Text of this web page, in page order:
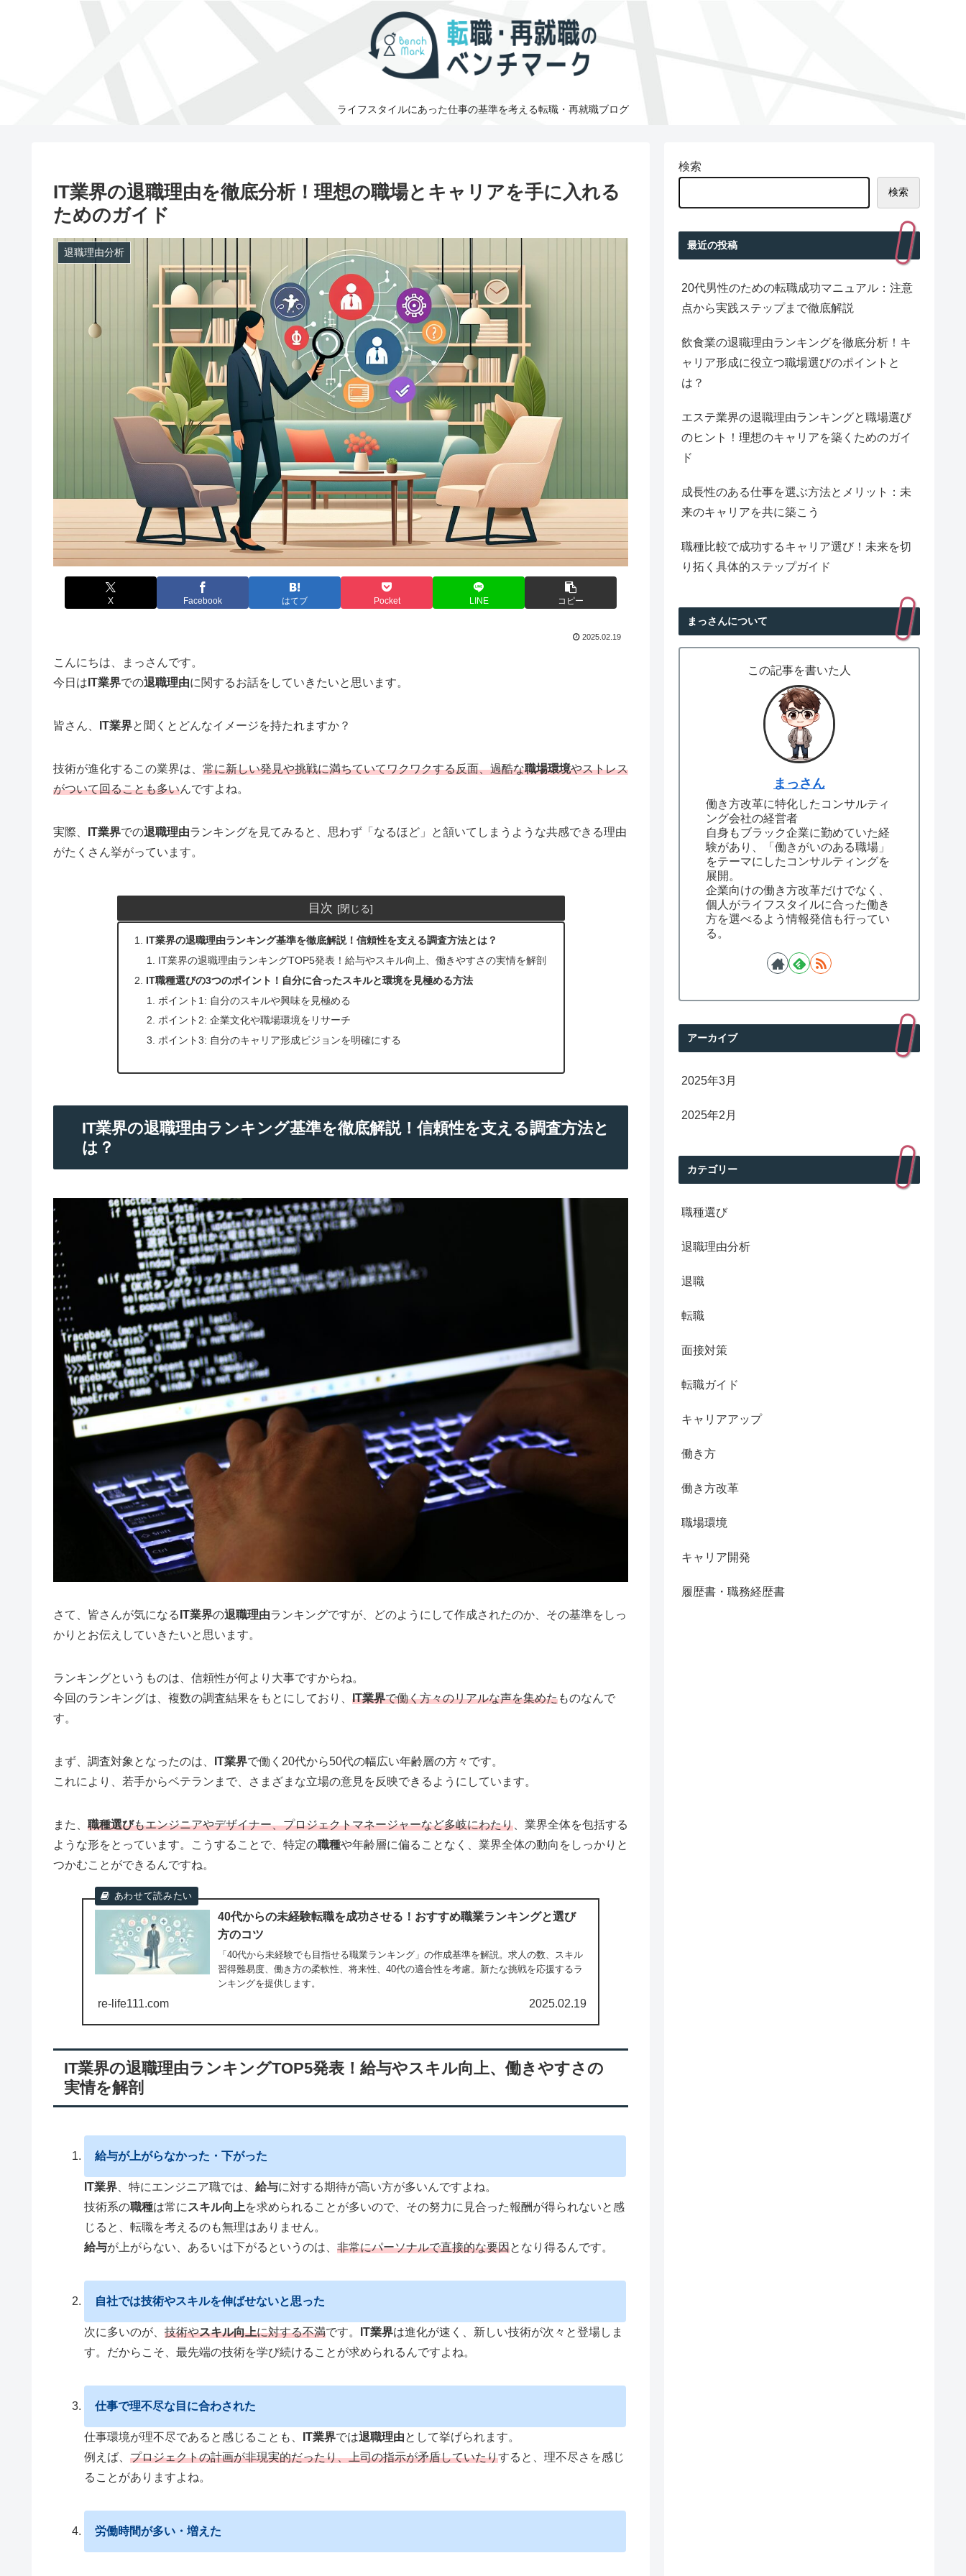
ライフスタイルにあった仕事の基準を考える転職・再就職ブログ
IT業界の退職理由を徹底分析！理想の職場とキャリアを手に入れる
ためのガイド
退職理由分析
X Facebook はてブ Pocket LINE コピー
2025.02.19
こんにちは、まっさんです。
今日は IT業界での退職理由に関するお話をしていきたいと思います。
皆さん、 IT業界と聞くとどんなイメージを持たれますか？
技術が進化するこの業界は、 常に新しい発見や挑戦に満ちていてワクワクする反面、過酷な職場環境やストレス
がついて回ることも多いんですよね。
実際、 IT業界での退職理由ランキングを見てみると、思わず「なるほど」と頷いてしまうような共感できる理由
がたくさん挙がっています。
目次
IT業界の退職理由ランキング基準を徹底解説！信頼性を支える調査方法とは？
IT業界の退職理由ランキングTOP5発表！給与やスキル向上、働きやすさの実情を解剖
IT職種選びの3つのポイント！自分に合ったスキルと環境を見極める方法
ポイント1: 自分のスキルや興味を見極める
ポイント2: 企業文化や職場環境をリサーチ
ポイント3: 自分のキャリア形成ビジョンを明確にする
IT業界の退職理由ランキング基準を徹底解説！信頼性を支える調査方法と
は？
さて、皆さんが気になる IT業界の退職理由ランキングですが、どのようにして作成されたのか、その基準をしっ
かりとお伝えしていきたいと思います。
ランキングというものは、信頼性が何より大事ですからね。
今回のランキングは、複数の調査結果をもとにしており、 IT業界で働く方々のリアルな声を集めたものなんで
す。
まず、調査対象となったのは、 IT業界で働く20代から50代の幅広い年齢層の方々です。
これにより、若手からベテランまで、さまざまな立場の意見を反映できるようにしています。
また、 職種選びもエンジニアやデザイナー、プロジェクトマネージャーなど多岐にわたり 、業界全体を包括する
ような形をとっています。こうすることで、特定の職種や年齢層に偏ることなく、業界全体の動向をしっかりと
つかむことができるんですね。
40代からの未経験転職を成功させる！おすすめ職業ランキングと選び
方のコツ
「40代から未経験でも目指せる職業ランキング」の作成基準を解説。求人の数、スキル
習得難易度、働き方の柔軟性、将来性、40代の適合性を考慮。新たな挑戦を応援するラ
ンキングを提供します。
re-life111.com 2025.02.19
IT業界の退職理由ランキングTOP5発表！給与やスキル向上、働きやすさの
実情を解剖
給与が上がらなかった・下がった
IT業界、特にエンジニア職では、給与に対する期待が高い方が多いんですよね。
技術系の職種は常にスキル向上を求められることが多いので、その努力に見合った報酬が得られないと感
じると、転職を考えるのも無理はありません。
給与が上がらない、あるいは下がるというのは、非常にパーソナルで直接的な要因となり得るんです。
自社では技術やスキルを伸ばせないと思った
次に多いのが、技術やスキル向上に対する不満です。 IT業界は進化が速く、新しい技術が次々と登場しま
す。だからこそ、最先端の技術を学び続けることが求められるんですよね。
仕事で理不尽な目に合わされた
仕事環境が理不尽であると感じることも、 IT業界では退職理由として挙げられます。
例えば、プロジェクトの計画が非現実的だったり、上司の指示が矛盾していたりすると、理不尽さを感じ
ることがありますよね。
労働時間が多い・増えた
検索
検索
最近の投稿
20代男性のための転職成功マニュアル：注意
点から実践ステップまで徹底解説
飲食業の退職理由ランキングを徹底分析！キ
ャリア形成に役立つ職場選びのポイントと
は？
エステ業界の退職理由ランキングと職場選び
のヒント！理想のキャリアを築くためのガイ
ド
成長性のある仕事を選ぶ方法とメリット：未
来のキャリアを共に築こう
職種比較で成功するキャリア選び！未来を切
り拓く具体的ステップガイド
まっさんについて
この記事を書いた人
まっさん
働き方改革に特化したコンサルティ
ング会社の経営者
自身もブラック企業に勤めていた経
験があり、「働きがいのある職場」
をテーマにしたコンサルティングを
展開。
企業向けの働き方改革だけでなく、
個人がライフスタイルに合った働き
方を選べるよう情報発信も行ってい
る。
アーカイブ
2025年3月
2025年2月
カテゴリー
職種選び
退職理由分析
退職
転職
面接対策
転職ガイド
キャリアアップ
働き方
働き方改革
職場環境
キャリア開発
履歴書・職務経歴書